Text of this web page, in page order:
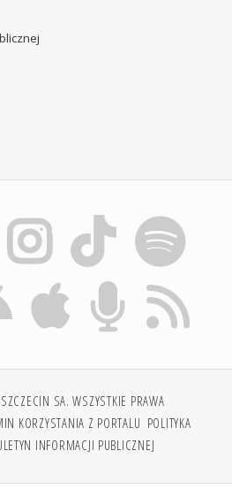
SA. WSZYSTKIE PRAWA
KORZYSTANIA Z PORTALU POLITYKA
INFORMACJI PUBLICZNEJ